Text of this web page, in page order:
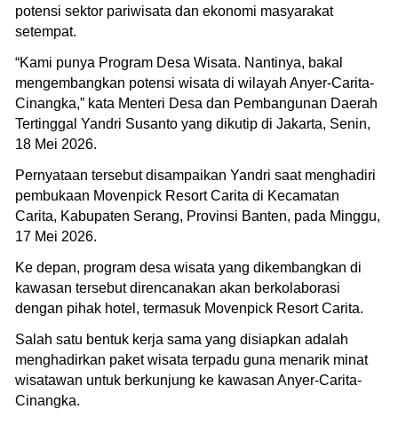
potensi sektor pariwisata dan ekonomi masyarakat
setempat.
‎“Kami punya Program Desa Wisata. Nantinya, bakal
mengembangkan potensi wisata di wilayah Anyer-Carita-
Cinangka,” kata Menteri Desa dan Pembangunan Daerah
Tertinggal Yandri Susanto yang dikutip di Jakarta, Senin,
18 Mei 2026.
Pernyataan tersebut disampaikan Yandri saat menghadiri
pembukaan Movenpick Resort Carita di Kecamatan
Carita, Kabupaten Serang, Provinsi Banten, pada Minggu,
17 Mei 2026.
Ke depan, program desa wisata yang dikembangkan di
kawasan tersebut direncanakan akan berkolaborasi
dengan pihak hotel, termasuk Movenpick Resort Carita.
Salah satu bentuk kerja sama yang disiapkan adalah
menghadirkan paket wisata terpadu guna menarik minat
wisatawan untuk berkunjung ke kawasan Anyer-Carita-
Cinangka.